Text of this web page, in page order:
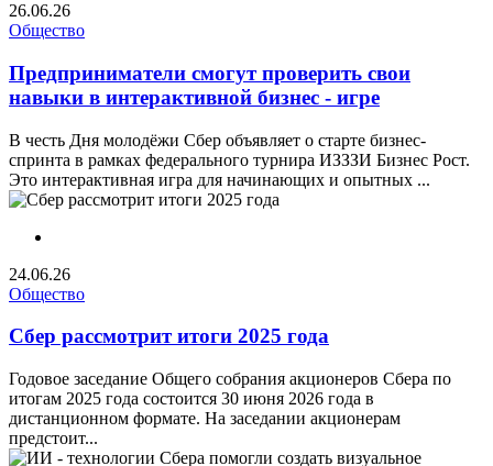
26.06.26
Общество
Предприниматели смогут проверить свои
навыки в интерактивной бизнес - игре
В честь Дня молодёжи Сбер объявляет о старте бизнес-
спринта в рамках федерального турнира ИЗЗЗИ Бизнес Рост.
Это интерактивная игра для начинающих и опытных ...
24.06.26
Общество
Сбер рассмотрит итоги 2025 года
Годовое заседание Общего собрания акционеров Сбера по
итогам 2025 года состоится 30 июня 2026 года в
дистанционном формате. На заседании акционерам
предстоит...